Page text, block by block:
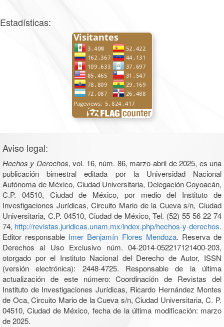
Estadísticas:
Aviso legal:
Hechos y Derechos, vol. 16, núm. 86, marzo-abril de 2025, es una
publicación bimestral editada por la Universidad Nacional
Autónoma de México, Ciudad Universitaria, Delegación Coyoacán,
C.P. 04510, Ciudad de México, por medio del Instituto de
Investigaciones Jurídicas, Circuito Mario de la Cueva s/n, Ciudad
Universitaria, C.P. 04510, Ciudad de México, Tel. (52) 55 56 22 74
74, http://revistas.juridicas.unam.mx/index.php/hechos-y-derechos.
Editor responsable Imer Benjamín Flores Mendoza. Reserva de
Derechos al Uso Exclusivo núm. 04-2014-052217121400-203,
otorgado por el Instituto Nacional del Derecho de Autor, ISSN
(versión electrónica): 2448-4725. Responsable de la última
actualización de este número: Coordinación de Revistas del
Instituto de Investigaciones Jurídicas, Ricardo Hernández Montes
de Oca, Circuito Mario de la Cueva s/n, Ciudad Universitaria, C. P.
04510, Ciudad de México, fecha de la última modificación: marzo
de 2025.